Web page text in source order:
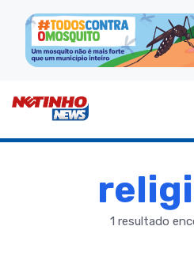
1 resultado